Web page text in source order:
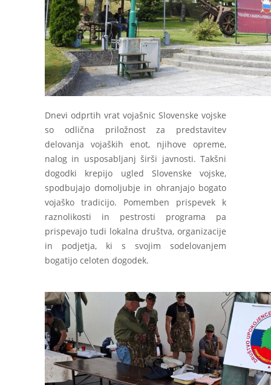
Dnevi odprtih vrat vojašnic Slovenske vojske
so odlična priložnost za predstavitev
delovanja vojaških enot, njihove opreme,
nalog in usposabljanj širši javnosti. Takšni
dogodki krepijo ugled Slovenske vojske,
spodbujajo domoljubje in ohranjajo bogato
vojaško tradicijo. Pomemben prispevek k
raznolikosti in pestrosti programa pa
prispevajo tudi lokalna društva, organizacije
in podjetja, ki s svojim sodelovanjem
bogatijo celoten dogodek.